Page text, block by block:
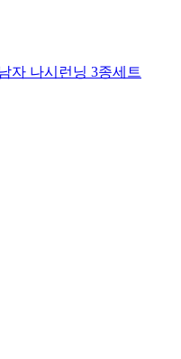
자 나시런닝 3종세트